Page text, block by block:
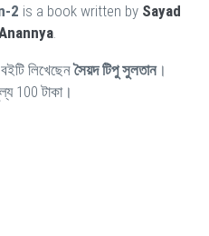
2 is a book written by Sayad
বইটি লিখেছেনসৈয়দ টিপু সুলতান।
100 টাকা।